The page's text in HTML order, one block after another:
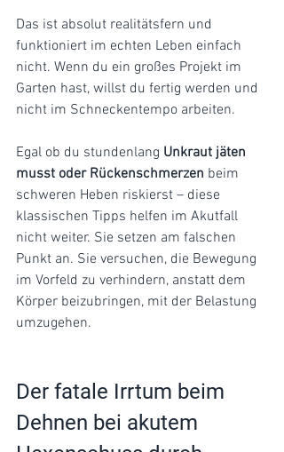
Das ist absolut realitätsfern und
funktioniert im echten Leben einfach
nicht. Wenn du ein großes Projekt im
Garten hast, willst du fertig werden und
nicht im Schneckentempo arbeiten.
Egal ob du stundenlang Unkraut jäten
musst oder Rückenschmerzen beim
schweren Heben riskierst – diese
klassischen Tipps helfen im Akutfall
nicht weiter. Sie setzen am falschen
Punkt an. Sie versuchen, die Bewegung
im Vorfeld zu verhindern, anstatt dem
Körper beizubringen, mit der Belastung
umzugehen.
Der fatale Irrtum beim
Dehnen bei akutem